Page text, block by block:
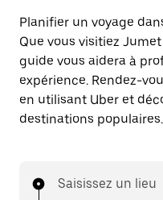
Planifier un voyage
Que vous visitiez
guide vous aidera à
expérience. Rendez-
en utilisant Uber et
destinations populaires.
Saisissez un lieu